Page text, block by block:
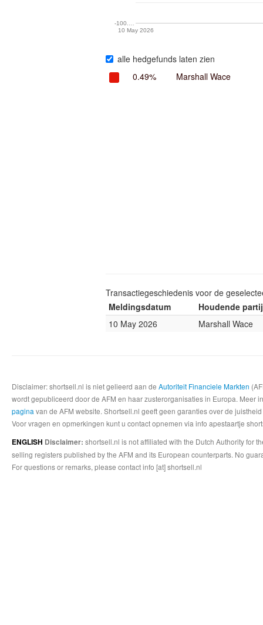
10 May 2026
-100.…
alle hedgefunds laten zien
0.49%
Marshall Wace
Transactiegeschiedenis voor de
Meldingsdatum
Houdende partij
10 May 2026
Marshall Wace
Disclaimer: shortsell.nl is niet gelieerd aan de Autoriteit Financiele Markten
wordt gepubliceerd door de AFM en haar zusterorganisaties in Europa.
pagina van de AFM website. Shortsell.nl geeft geen garanties over de
Voor vragen en opmerkingen kunt u contact opnemen via info apestaartje
ENGLISH Disclaimer: shortsell.nl is not affiliated with the Dutch Authority for
selling registers published by the AFM and its European counterparts. No
For questions or remarks, please contact info [at] shortsell.nl